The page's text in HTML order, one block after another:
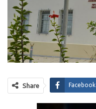
Share Facebook